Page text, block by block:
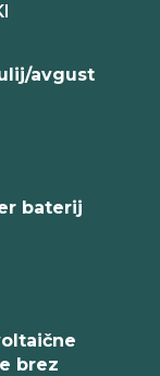
avgust
baterij
brez